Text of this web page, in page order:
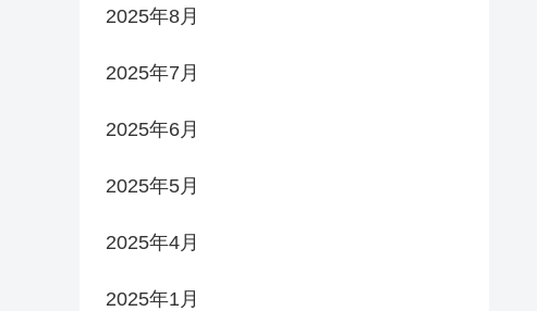
2025年8月
2025年7月
2025年6月
2025年5月
2025年4月
2025年1月